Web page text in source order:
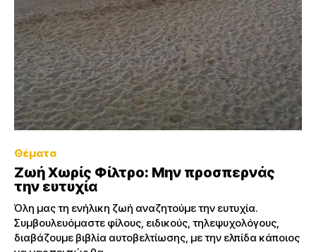
Θέματα
Ζωή Χωρίς Φίλτρο: Μην προσπερνάς
την ευτυχία
Όλη μας τη ενήλικη ζωή αναζητούμε την ευτυχία.
Συμβουλευόμαστε φίλους, ειδικούς, τηλεψυχολόγους,
διαβάζουμε βιβλία αυτοβελτίωσης, με την ελπίδα κάποιος